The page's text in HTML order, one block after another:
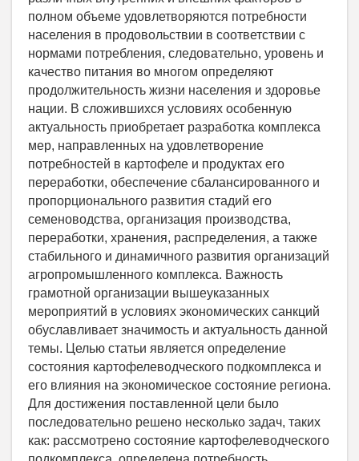
полном объеме удовлетворяются потребности
населения в продовольствии в соответствии с
нормами потребления, следовательно, уровень и
качество питания во многом определяют
продолжительность жизни населения и здоровье
нации. В сложившихся условиях особенную
актуальность приобретает разработка комплекса
мер, направленных на удовлетворение
потребностей в картофеле и продуктах его
переработки, обеспечение сбалансированного и
пропорционального развития стадий его
семеноводства, организация производства,
переработки, хранения, распределения, а также
стабильного и динамичного развития организаций
агропромышленного комплекса. Важность
грамотной организации вышеуказанных
мероприятий в условиях экономических санкций
обуславливает значимость и актуальность данной
темы. Целью статьи является определение
состояния картофелеводческого подкомплекса и
его влияния на экономическое состояние региона.
Для достижения поставленной цели было
последовательно решено несколько задач, таких
как: рассмотрено состояние картофелеводческого